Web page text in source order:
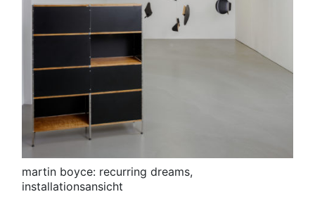
martin boyce: recurring dreams,
installationsansicht